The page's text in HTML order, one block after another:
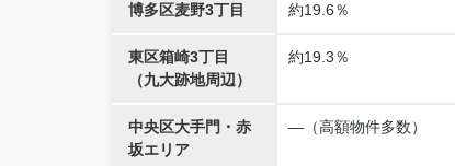
博多区麦野3丁目 約19.6％
東区箱崎3丁目
（九大跡地周辺）
約19.3％
中央区大手門・赤
坂エリア
―（高額物件多数）